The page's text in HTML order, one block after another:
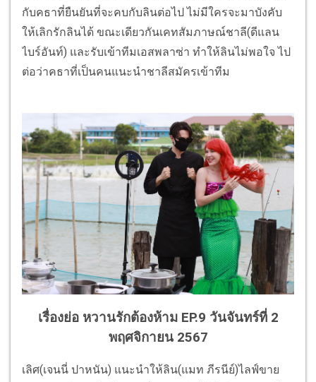
กับคธาที่ยืนยันที่จะคบกับลินต่อไป ไม่มีใครจะมาบังคับ
ให้เลิกรักลินได้ ขณะเดียวกันเคทสัมภาษณ์ชาลี(ดีแลน
ไบร์อันท์) และรับเข้าทีมเอสพลาซ่า ทำให้ลินไม่พอใจ ไป
ต่อว่าคธาที่เป็นคนแนะนำชาลีสมัครเข้าทีม
เรื่องย่อ หวานรักต้องห้าม EP.9 วันจันทร์ที่ 2
พฤศจิกายน 2567
เลิศ(เจนนี่ ปาหนัน) แนะนำให้ลิน(แมท ภีรนีย์)ไลฟ์ขาย